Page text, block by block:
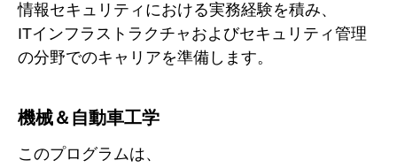
情報セキュリティにおける実務経験を積み、
ITインフラストラクチャおよびセキュリティ管理
の分野でのキャリアを準備します。
機械＆自動車工学
このプログラムは、